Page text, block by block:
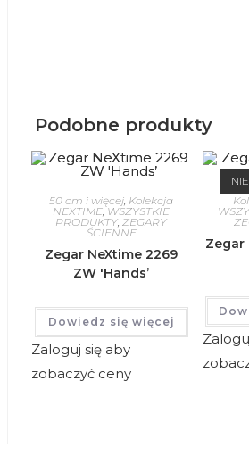
Podobne produkty
50 cm i więcej, Kolekcja
NEXTIME,WSZYSTKIE
PRODUKTY,ZEGARY
ŚCIENNE
Zegar NeXtime 2269
ZW 'Hands’
Dowiedz się więcej
Zaloguj się aby
zobaczyć ceny
Zegar